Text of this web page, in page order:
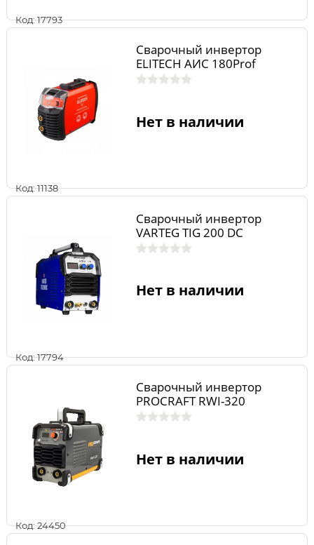
Код: 17793
Код: 11138
Сварочный инвертор
ELITECH АИС 180Prof
Нет в наличии
Код: 17794
Сварочный инвертор
VARTEG TIG 200 DC
Нет в наличии
Код: 24450
Сварочный инвертор
PROCRAFT RWI-320
Нет в наличии